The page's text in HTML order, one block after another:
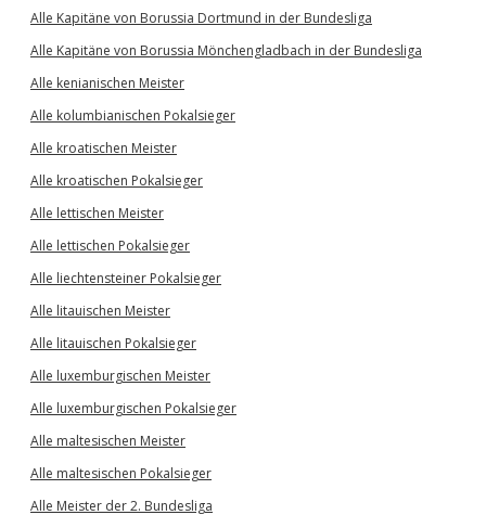
Alle Kapitäne von Borussia Dortmund in der Bundesliga
Alle Kapitäne von Borussia Mönchengladbach in der Bundesliga
Alle kenianischen Meister
Alle kolumbianischen Pokalsieger
Alle kroatischen Meister
Alle kroatischen Pokalsieger
Alle lettischen Meister
Alle lettischen Pokalsieger
Alle liechtensteiner Pokalsieger
Alle litauischen Meister
Alle litauischen Pokalsieger
Alle luxemburgischen Meister
Alle luxemburgischen Pokalsieger
Alle maltesischen Meister
Alle maltesischen Pokalsieger
Alle Meister der 2. Bundesliga